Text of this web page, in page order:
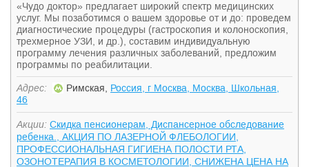
«Чудо доктор» предлагает широкий спектр медицинских
услуг. Мы позаботимся о вашем здоровье от и до: проведем
диагностические процедуры (гастроскопия и колоноскопия,
трехмерное УЗИ, и др.), составим индивидуальную
программу лечения различных заболеваний, предложим
программы по реабилитации.
Адрес: Римская, Россия, г Москва, Москва, Школьная,
46
Акции: Скидка пенсионерам, Диспансерное обследование
ребенка., АКЦИЯ ПО ЛАЗЕРНОЙ ФЛЕБОЛОГИИ,
ПРОФЕССИОНАЛЬНАЯ ГИГИЕНА ПОЛОСТИ РТА,
ОЗОНОТЕРАПИЯ В КОСМЕТОЛОГИИ, СНИЖЕНА ЦЕНА НА